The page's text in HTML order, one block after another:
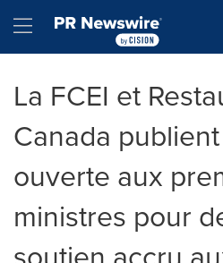
Hamburger menu
La FCEI et
Canada
ouverte aux
ministres pour